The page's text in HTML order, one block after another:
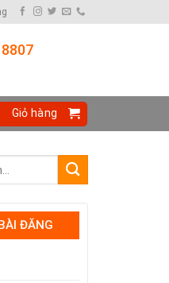
Giỏ hàng
ĐĂNG